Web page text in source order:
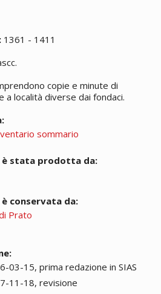
1361 - 1411
copie e minute di
località diverse dai fondaci.
sommario
è stata prodotta da:
conservata da:
Prato
03-15, prima redazione in SIAS
11-18, revisione